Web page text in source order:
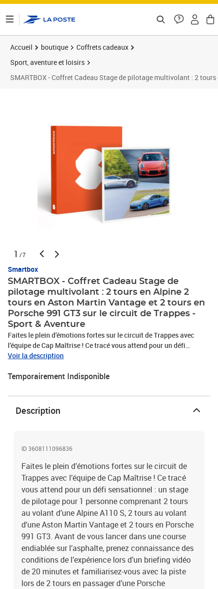
Accueil boutique
Coffrets cadeaux
Sport, aventure et loisirs
SMARTBOX - Coffret Cadeau Stage de pilotage multivolant : 2
1 /7
Smartbox
SMARTBOX - Coffret Cadeau Stage de
pilotage multivolant : 2 tours en Alpine 2
tours en Aston Martin Vantage et 2 tours en
Porsche 991 GT3 sur le circuit de Trappes -
Sport & Aventure
Faites le plein d’émotions fortes sur le circuit de Trappes avec
l’équipe de Cap Maîtrise ! Ce tracé vous attend pour un défi
sensationnel : un stage de pilotage pour 1 personne comprenant 2
Martin Vantage et 2 tours en Porsche 991 GT3. Avant de vous
connaissance des conditions de l’expérience lors d’un briefing
vidéo de 20 minutes et familiarisez-vous avec la piste lors de 2
tours en passager d’une Porsche Cayenne, aux côtés de votre
délivré attestant de cet exploit. Vivez un moment riche en
tours en Aston Martin Vantage et 2 tours en Porsche 991 GT3 sur
le circuit de Trappes
Voir la description
Temporairement Indisponible
Description
ID 3608111096836
Faites le plein d’émotions fortes sur le circuit de
Trappes avec l’équipe de Cap Maîtrise ! Ce tracé
vous attend pour un défi sensationnel : un stage
de pilotage pour 1 personne comprenant 2 tours
au volant d’une Alpine A110 S, 2 tours au volant
d'une Aston Martin Vantage et 2 tours en Porsche
991 GT3. Avant de vous lancer dans une course
endiablée sur l’asphalte, prenez connaissance des
conditions de l’expérience lors d’un briefing vidéo
de 20 minutes et familiarisez-vous avec la piste
lors de 2 tours en passager d’une Porsche